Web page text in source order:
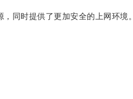
同时提供了更加安全的上网环境。